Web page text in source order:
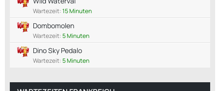
Wartezeit:15 Minuten
Dombomolen
Wartezeit:5 Minuten
Dino Sky Pedalo
Wartezeit:5 Minuten